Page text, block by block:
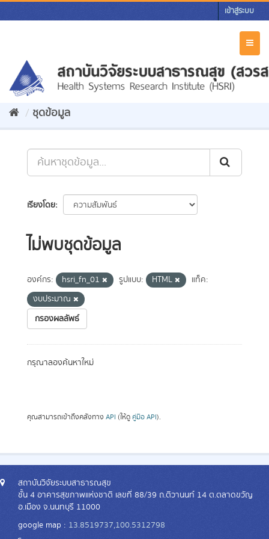
Skip
to
เข้าสู่ระบบ
ชุดข้อมูล
เรียงโดย
ไม่พบชุดข้อมูล
องค์กร: hsri_fn_01 รูปแบบ: HTML
แท็ค:
งบประมาณ
กรองผลลัพธ์
กรุณาลองค้นหาใหม่
คุณสามารถเข้าถึงคลังทาง API (ให้ดู คู่มือ API).
สถาบันวิจัยระบบสาธารณสุข
ชั้น 4 อาคารสุขภาพแห่งชาติ เลขที่ 88/39 ถ.ติวานนท์ 14 ต.ตลาดขวัญ
อ.เมือง จ.นนทบุรี 11000
google map : 13.8519737,100.5312798